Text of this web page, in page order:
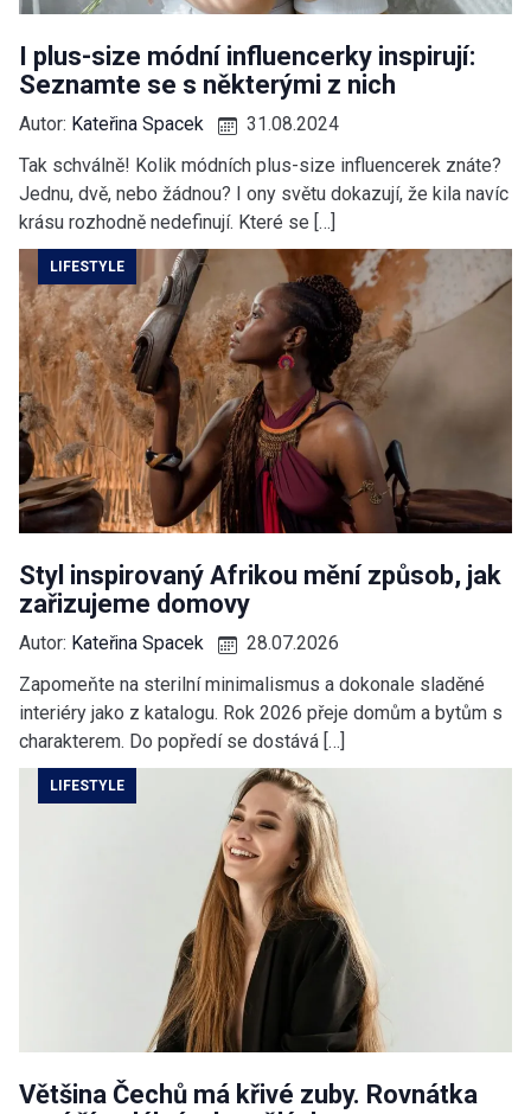
I plus-size módní influencerky inspirují:
Seznamte se s některými z nich
Autor: Kateřina Spacek
31.08.2024
Tak schválně! Kolik módních plus-size influencerek znáte?
Jednu, dvě, nebo žádnou? I ony světu dokazují, že kila navíc
krásu rozhodně nedefinují. Které se […]
LIFESTYLE
Styl inspirovaný Afrikou mění způsob, jak
zařizujeme domovy
Autor: Kateřina Spacek
28.07.2026
Zapomeňte na sterilní minimalismus a dokonale sladěné
interiéry jako z katalogu. Rok 2026 přeje domům a bytům s
charakterem. Do popředí se dostává […]
LIFESTYLE
Většina Čechů má křivé zuby. Rovnátka